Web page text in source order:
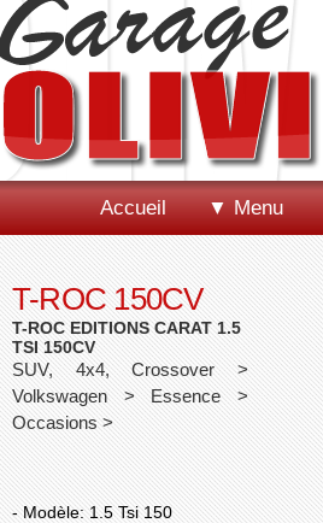
Accueil ▼ Menu
T-ROC 150CV
T-ROC EDITIONS CARAT 1.5
TSI 150CV
SUV, 4x4, Crossover >
Volkswagen > Essence >
Occasions >
- Modèle: 1.5 Tsi 150